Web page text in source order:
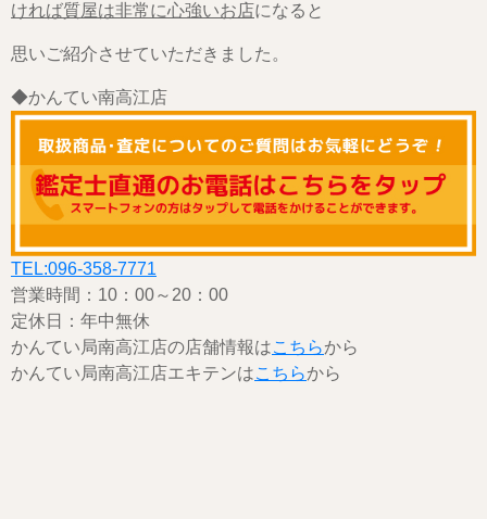
ければ質屋は非常に心強いお店になると
思いご紹介させていただきました。
◆かんてい南高江店
TEL:096-358-7771
営業時間：10：00～20：00
定休日：年中無休
かんてい局南高江店の店舗情報はこちらから
かんてい局南高江店エキテンはこちらから